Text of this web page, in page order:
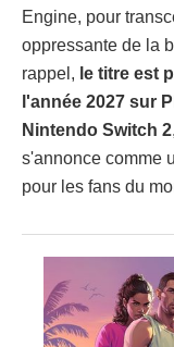
Engine, pour
oppressante de la
rappel, le titre est
l'année 2027 sur
Nintendo Switch 2
s'annonce comme
pour les fans du